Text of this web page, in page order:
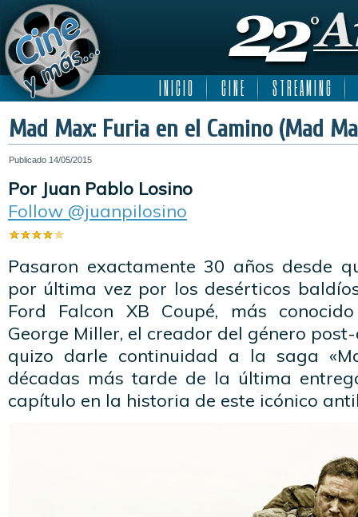
I N I C I O C I N E S T R E A M I N G
Mad Max: Furia en el Camino (Mad
Publicado 14/05/2015
Por Juan Pablo Losino
Follow @juanpilosino
Pasaron exactamente 30 años desde
por última vez por los desérticos
Ford Falcon XB Coupé, más
George Miller, el creador del género
quizo darle continuidad a la saga
décadas más tarde de la última
capítulo en la historia de este icónico